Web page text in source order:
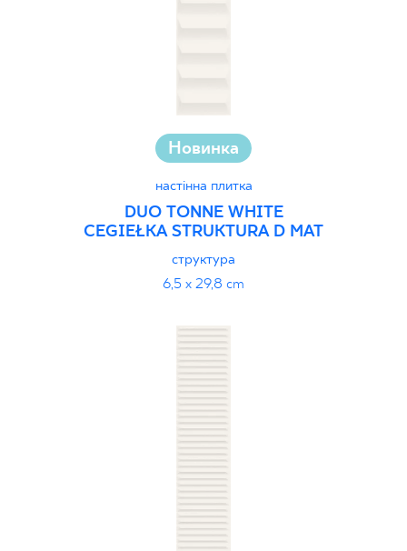
Новинка
настінна плитка
DUO TONNE WHITE
CEGIEŁKA STRUKTURA D MAT
структура
6,5 x 29,8 cm